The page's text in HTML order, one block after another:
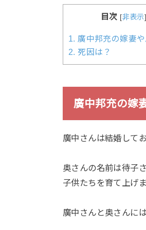
目次 [非表示]
1. 廣中邦充の嫁妻や
2. 死因は？
廣中邦充の嫁
廣中さんは結婚して
奥さんの名前は待子
子供たちを育て上げま
廣中さんと奥さんに